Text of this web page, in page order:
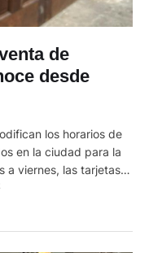
de
desde
los horarios de
en la ciudad para la
a viernes, las tarjetas
puntos y
la Feria Libre),